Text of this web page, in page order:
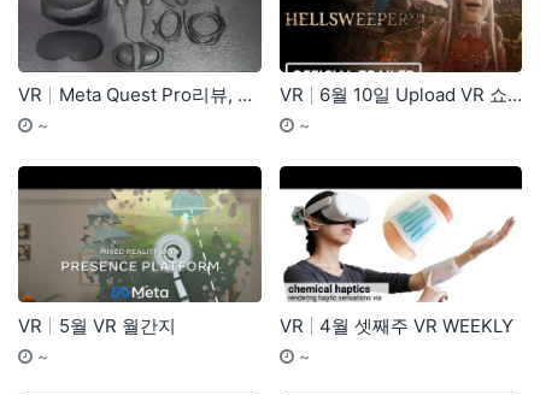
VR Meta Quest Pro리뷰, 드디어 쓸만한 VR H…
등록자
기간
~
VR 6월 10일 Upload VR 쇼케이스 기대작
기간
~
VR 5월 VR 월간지
등록자
기간
~
VR 4월 셋째주 VR WEEKLY
기간
~